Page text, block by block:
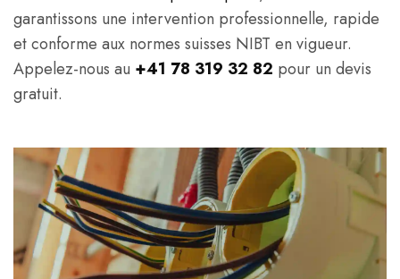
garantissons une intervention professionnelle, rapide
et conforme aux normes suisses NIBT en vigueur.
Appelez-nous au +41 78 319 32 82 pour un devis
gratuit.